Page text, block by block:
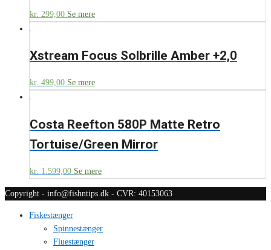
kr. 299,00 Se mere
Xstream Focus Solbrille Amber +2,0
kr. 499,00 Se mere
Costa Reefton 580P Matte Retro
Tortuise/Green Mirror
kr. 1.599,00 Se mere
Copyright - info@fishntips.dk - CVR: 40153063
Fiskestænger
Spinnestænger
Fluestænger